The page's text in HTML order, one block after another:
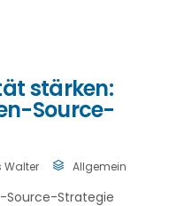
stärken:
Source-
Walter Allgemein
Source-Strategie